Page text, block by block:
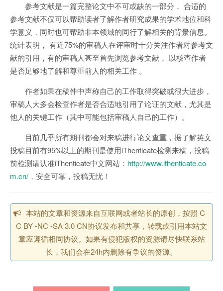
参考文献是一篇完整论文中不可或缺的一部分， 合适的
参考文献不仅可以帮助读者了解作者研究成果的学术地位和科
学意义，同时也可帮助非本领域的同行了解相关的背景信息。
统计表明， 有近75%的审稿人在评审时十分关注作者对参考文
献的引用，有的审稿人甚至首先浏览参考文献， 以核查作者
是否足够地了解和尊重前人的相关工作 。
作者如果在稿件中声称自己的工作取得突破或很大进步，
审稿人大多会检查作者是否合适地引用了论证的文献，尤其是
他人的关键工作（其中可能包括审稿人自己的工作）。
目前几乎所有期刊都会对来稿进行论文查重，据了解英文
投稿目前有95%以上的期刊是使用iThenticate检测来稿，投稿
前检测请认准iThenticate中文网站： http://www.ithenticate.co
m.cn/，安全可靠，投稿无忧！
本站的文章和资源来自互联网或者站长的原创，按照 C
C BY -NC -SA 3.0 CN协议发布和共享，转载或引用本站文
章应遵循相同协议。如果有侵犯版权的资源请尽快联系站
长，我们会在24h内删除有争议的资源。